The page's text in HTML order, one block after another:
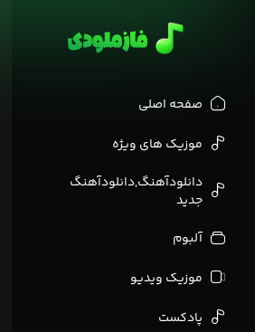
صفحه اصلی
موزیک های ویژه
دانلودآهنگ,دانلودآهنگ
جدید
آلبوم
موزیک ویدیو
پادکست